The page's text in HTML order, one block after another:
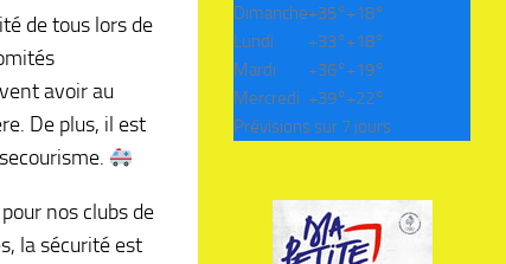
de tous lors de
avoir au
De plus, il est
pour nos clubs de
la sécurité est
Dimanche+35°+18°
Lundi
+33°+18°
Mardi
+36°+19°
Mercredi +39°+22°
Prévisions sur 7 jours